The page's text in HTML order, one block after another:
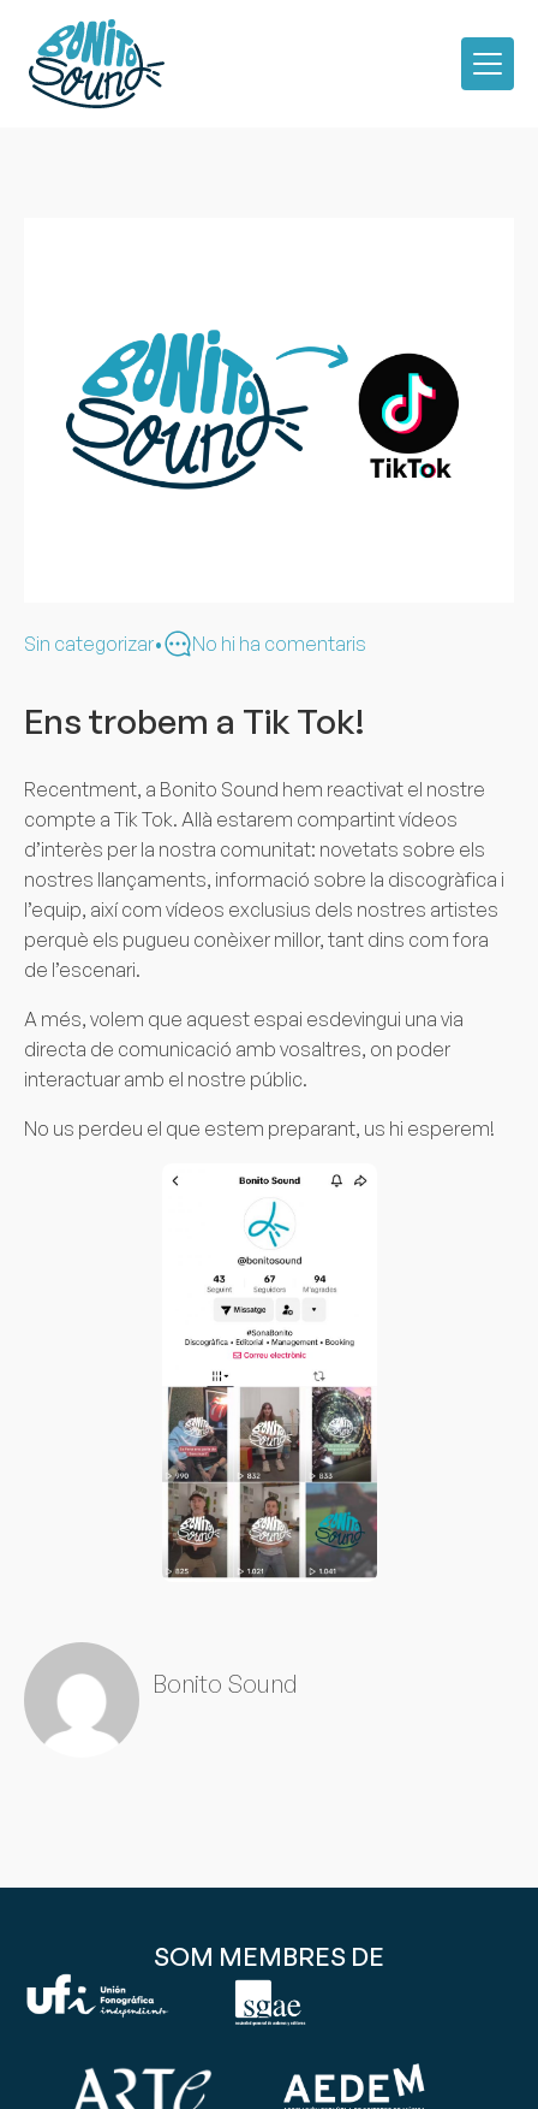
Sin categorizar• No hi ha comentaris
Ens trobem a Tik Tok!
Recentment, a Bonito Sound hem reactivat el nostre
compte a Tik Tok. Allà estarem compartint vídeos
d’interès per la nostra comunitat: novetats sobre els
nostres llançaments, informació sobre la discogràfica i
l’equip, així com vídeos exclusius dels nostres artistes
perquè els pugueu conèixer millor, tant dins com fora
de l’escenari.
A més, volem que aquest espai esdevingui una via
directa de comunicació amb vosaltres, on poder
interactuar amb el nostre públic.
No us perdeu el que estem preparant, us hi esperem!
Bonito Sound
SOM MEMBRES DE